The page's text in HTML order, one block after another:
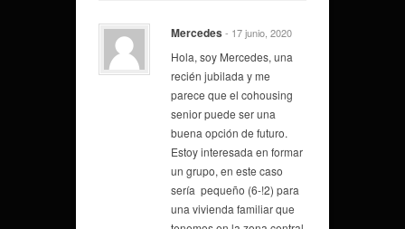
Mercedes - 17 junio, 2020
Hola, soy Mercedes, una
recién jubilada y me
parece que el cohousing
senior puede ser una
buena opción de futuro.
Estoy interesada en formar
un grupo, en este caso
sería pequeño (6-!2) para
una vivienda familiar que